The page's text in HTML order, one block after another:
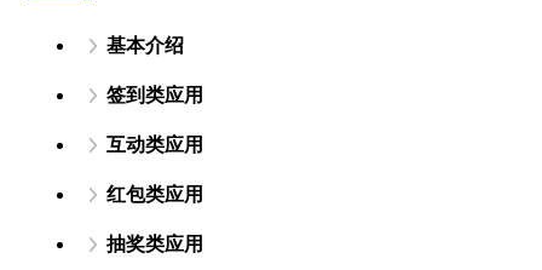
基本介绍
签到类应用
互动类应用
红包类应用
抽奖类应用